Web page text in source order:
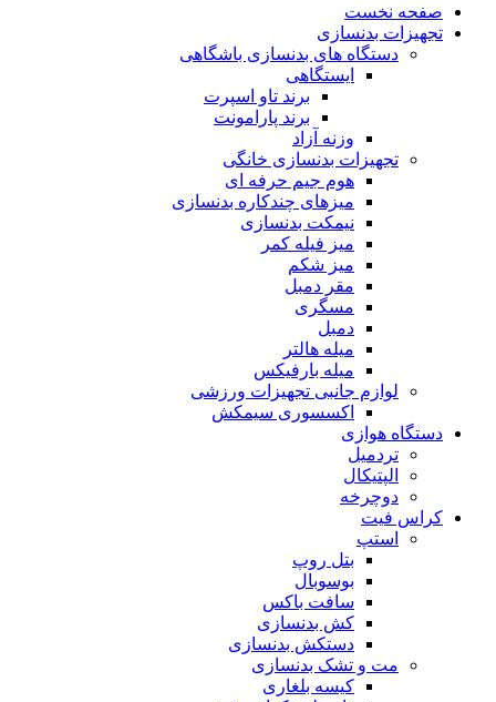
صفحه نخست
تجهیزات بدنسازی
دستگاه های بدنسازی باشگاهی
ایستگاهی
برند تاو اسپرت
برند پارامونت
وزنه آزاد
تجهیزات بدنسازی خانگی
هوم جیم حرفه ای
میزهای چندکاره بدنسازی
نیمکت بدنسازی
میز فیله کمر
میز شکم
مقر دمبل
مسگری
دمبل
میله هالتر
میله بارفیکس
لوازم جانبی تجهیزات ورزشی
اکسسوری سیمکش
دستگاه هوازی
تردمیل
الپتیکال
دوچرخه
کراس فیت
استپ
بتل روپ
بوسوبال
سافت باکس
کش بدنسازی
دستکش بدنسازی
مت و تشک بدنسازی
کیسه بلغاری